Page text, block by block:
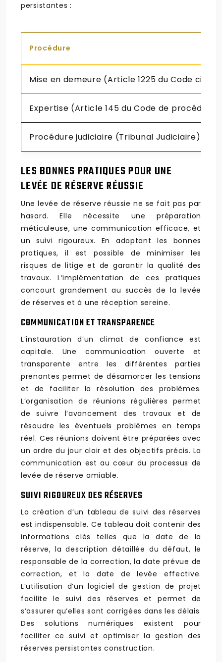
persistantes :
Procédure
Mise en demeure (Article 1225 du Code civil)
Expertise (Article 145 du Code de procédure
Procédure judiciaire (Tribunal Judiciaire)
LES BONNES PRATIQUES POUR UNE
LEVÉE DE RÉSERVE RÉUSSIE
Une levée de réserve réussie ne se fait pas par
hasard. Elle nécessite une préparation
méticuleuse, une communication efficace, et
un suivi rigoureux. En adoptant les bonnes
pratiques, il est possible de minimiser les
risques de litige et de garantir la qualité des
travaux. L’implémentation de ces pratiques
concourt grandement au succès de la levée
de réserves et à une réception sereine.
COMMUNICATION ET TRANSPARENCE
L’instauration d’un climat de confiance est
capitale. Une communication ouverte et
transparente entre les différentes parties
prenantes permet de désamorcer les tensions
et de faciliter la résolution des problèmes.
L’organisation de réunions régulières permet
de suivre l’avancement des travaux et de
résoudre les éventuels problèmes en temps
réel. Ces réunions doivent être préparées avec
un ordre du jour clair et des objectifs précis. La
communication est au cœur du processus de
levée de réserve amiable.
SUIVI RIGOUREUX DES RÉSERVES
La création d’un tableau de suivi des réserves
est indispensable. Ce tableau doit contenir des
informations clés telles que la date de la
réserve, la description détaillée du défaut, le
responsable de la correction, la date prévue de
correction, et la date de levée effective.
L’utilisation d’un logiciel de gestion de projet
facilite le suivi des réserves et permet de
s’assurer qu’elles sont corrigées dans les délais.
Des solutions numériques existent pour
faciliter ce suivi et optimiser la gestion des
réserves persistantes construction.